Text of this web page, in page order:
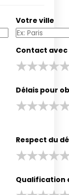
Votre ville
Contact
Délais pour
Respect du
Qualification